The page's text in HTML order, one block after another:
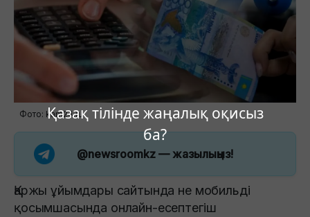
Қазақ тілінде жаңалық оқисыз
ба?
Фото: kam24.ru
@newsroomkz — жазылыңыз!
Қаржы ұйымдары сайтында не мобильді
қосымшасында онлайн-есептегіш